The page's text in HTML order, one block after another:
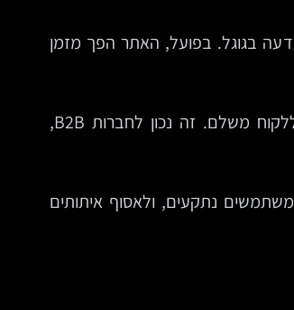
בגוגל. בפועל, האתר הפך מזמן
כאן מותג פוגש כוונת חיפוש. כאן תוכן מקצועי הופך לסמכות. כאן מבקר אנונימי יכול להפוך לליד, לנרשם, למועמד לפגישה או ללקוח משלם. זה נכון לחברות B2B,
נתקעים, ולאסוף איתותים